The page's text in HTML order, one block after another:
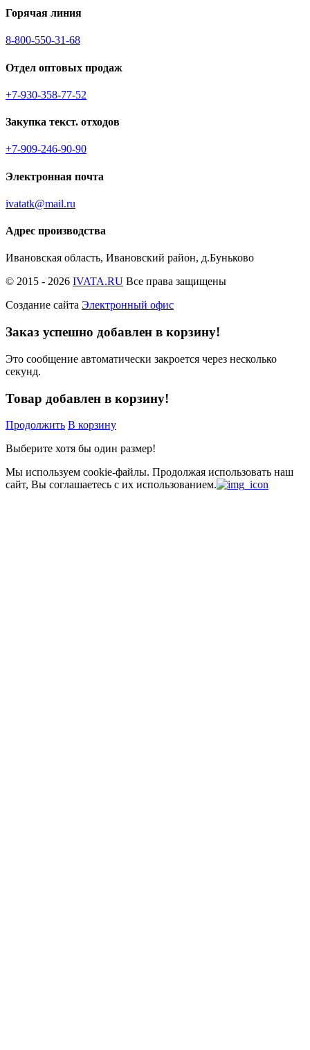
Горячая линия
8-800-550-31-68
Отдел оптовых продаж
+7-930-358-77-52
Закупка текст. отходов
+7-909-246-90-90
Электронная почта
ivatatk@mail.ru
Адрес производства
Ивановская область, Ивановский район, д.Буньково
© 2015 - 2026 IVATA.RU Все права защищены
Создание сайта Электронный офис
Заказ успешно добавлен в корзину!
Это сообщение автоматически закроется через несколько
секунд.
Товар добавлен в корзину!
Продолжить В корзину
Выберите хотя бы один размер!
Мы используем cookie-файлы. Продолжая использовать наш
сайт, Вы соглашаетесь с их использованием.